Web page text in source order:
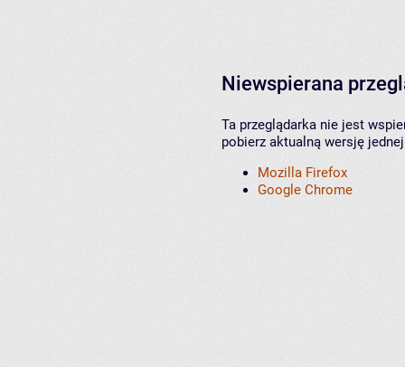
Niewspierana
Ta przeglądarka nie jest
pobierz aktualną wersję
Mozilla Firefox
Google Chrome